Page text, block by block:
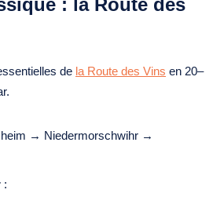
: la Route des
de la Route des Vins en 20–
→ Niedermorschwihr →
: